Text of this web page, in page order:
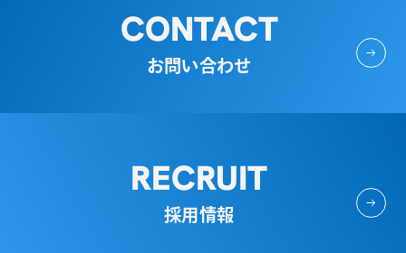
CONTACT
お問い合わせ
RECRUIT
採用情報